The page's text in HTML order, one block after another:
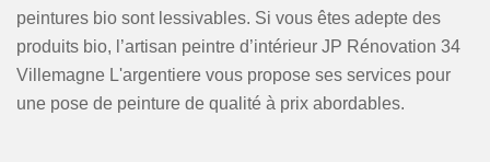
peintures bio sont lessivables. Si vous êtes adepte des
produits bio, l’artisan peintre d’intérieur JP Rénovation 34
Villemagne L'argentiere vous propose ses services pour
une pose de peinture de qualité à prix abordables.